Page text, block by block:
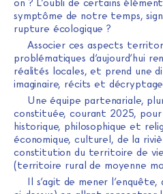
on ? L’oubli de certains
symptôme de notre temps,
rupture écologique ?
Associer ces aspects
problématiques d’aujourd’hui
réalités locales, et prend une
imaginaire, récits et
Une équipe partenariale,
constituée, courant 2025,
historique, philosophique et
économique, culturel, de la
constitution du territoire de vie
(territoire rural de moyenne
Il s’agit de mener